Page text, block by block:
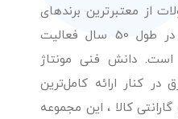
از معتبرترین برندهای
شناخته شده بین‌المللی را در طول 50 سال فعالیت
است. دانش فنی مونتاژ
در کنار ارائه کامل‌ترین
کالا ، این مجموعه